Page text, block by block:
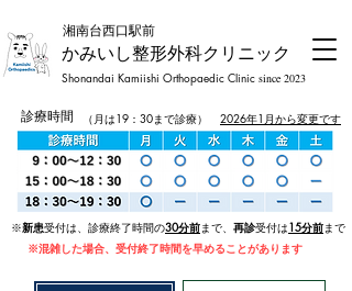
​湘南台西口駅前
かみいし整形外科クリニック
Shonandai Kamiishi Orthopaedic Clinic since 2023
診療時間 （月は19：30まで診療）
​※新患受付は、診療終了時間の30分前まで、 再診受付は15分前まで
​※混雑した場合、受付終了時間を早めることがあります
2026年1月から変更です